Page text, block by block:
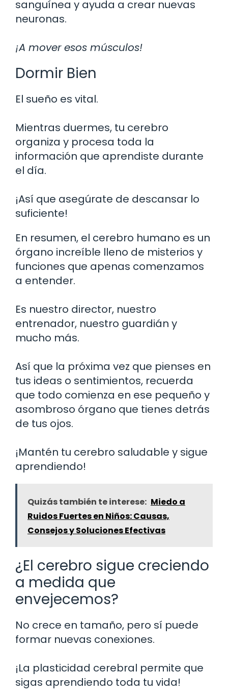
sanguínea y ayuda a crear nuevas
neuronas.
¡A mover esos músculos!
Dormir Bien
El sueño es vital.
Mientras duermes, tu cerebro
organiza y procesa toda la
información que aprendiste durante
el día.
¡Así que asegúrate de descansar lo
suficiente!
En resumen, el cerebro humano es un
órgano increíble lleno de misterios y
funciones que apenas comenzamos
a entender.
Es nuestro director, nuestro
entrenador, nuestro guardián y
mucho más.
Así que la próxima vez que pienses en
tus ideas o sentimientos, recuerda
que todo comienza en ese pequeño y
asombroso órgano que tienes detrás
de tus ojos.
¡Mantén tu cerebro saludable y sigue
aprendiendo!
Quizás también te interese: Miedo a
Ruidos Fuertes en Niños: Causas,
Consejos y Soluciones Efectivas
¿El cerebro sigue creciendo
a medida que
envejecemos?
No crece en tamaño, pero sí puede
formar nuevas conexiones.
¡La plasticidad cerebral permite que
sigas aprendiendo toda tu vida!